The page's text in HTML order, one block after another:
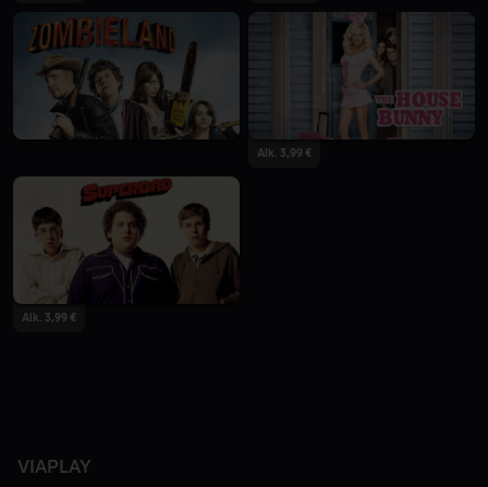
Alk. 3,99 €
Alk. 3,99 €
VIAPLAY